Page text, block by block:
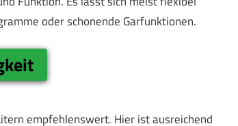
oder schonende Garfunktionen.
empfehlenswert. Hier ist ausreichend